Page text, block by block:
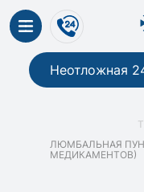
Неотложная
ЛЮМБАЛЬНАЯ
МЕДИКАМЕНТОВ)